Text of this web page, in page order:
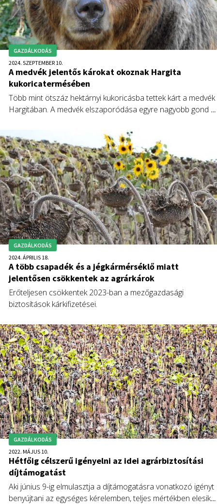
GAZDÁLKODÁS
2024. SZEPTEMBER 10.
A medvék jelentős károkat okoznak Hargita
kukoricatermésében
Több mint ötszáz hektárnyi kukoricásba tettek kárt a medvék
Hargitában. A medvék elszaporódása egyre nagyobb gond
GAZDÁLKODÁS
2024. ÁPRILIS 18.
A több csapadék és a jégkármérséklő miatt
jelentősen csökkentek az agrárkárok
Erőteljesen csökkentek 2023-ban a mezőgazdasági
biztosítások kárkifizetései.
GAZDÁLKODÁS
2022. MÁJUS 10.
Hétfőig célszerű igényelni az idei agrárbiztosítási
díjtámogatást
Aki június 9-ig elmulasztja a díjtámogatásra vonatkozó igényt
benyújtani az egységes kérelemben, teljes mértékben elesik